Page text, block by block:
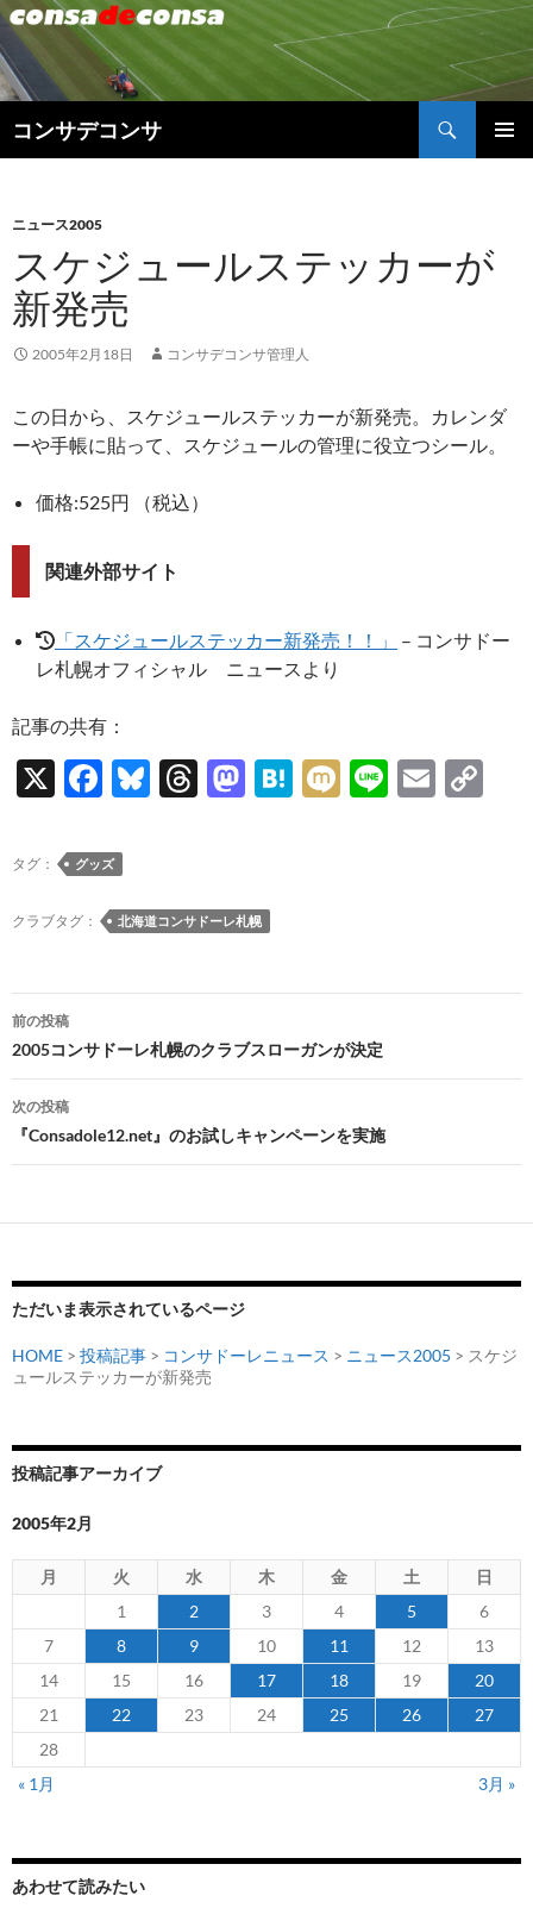
コンサデコンサ
索
ン
へ
ス
キ
ッ
ニュース2005
スケジュールステッカーが
新発売
2005年2月18日 コンサデコンサ管理人
この日から、スケジュールステッカーが新発売。カレンダ
ーや手帳に貼って、スケジュールの管理に役立つシール。
価格:525円 （税込）
関連外部サイト
「スケジュールステッカー新発売！！」
– コンサドー
レ札幌オフィシャル ニュースより
記事の共有：
X
F
e
b
o
k
Bl
y
T
ds
M
o
H
M Li
E
k
タグ： グッズ
クラブタグ： 北海道コンサドーレ札幌
投
稿
ナ
ビ
ゲ
ー
ョ
ン
前の投稿
2005コンサドーレ札幌のクラブスローガンが決定
次の投稿
『Consadole12.net』のお試しキャンペーンを実施
ただいま表示されているページ
HOME > 投稿記事 > コンサドーレニュース > ニュース2005 > スケジ
ュールステッカーが新発売
投稿記事アーカイブ
2005年2月
月 火 水 木 金 土
日
1
2 3 4 5
6
7
8 9 10 11 12
13
14
15 16 17 18 19
20
21
22 23 24 25 26
27
28
« 1月
3月 »
あわせて読みたい